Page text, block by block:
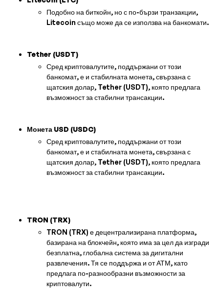
Подобно на биткойн, но с по-бързи транзакции,
Litecoin също може да се използва на банкомати.
Tether (USDT)
Сред криптовалутите, поддържани от този
банкомат, е и стабилната монета, свързана с
щатския долар, Tether (USDT), която предлага
възможност за стабилни трансакции.
Монета USD (USDC)
Сред криптовалутите, поддържани от този
банкомат, е и стабилната монета, свързана с
щатския долар, Tether (USDT), която предлага
възможност за стабилни трансакции.
TRON (TRX)
TRON (TRX) е децентрализирана платформа,
базирана на блокчейн, която има за цел да изгради
безплатна, глобална система за дигитални
развлечения. Тя се поддържа и от АТМ, като
предлага по-разнообразни възможности за
криптовалути.